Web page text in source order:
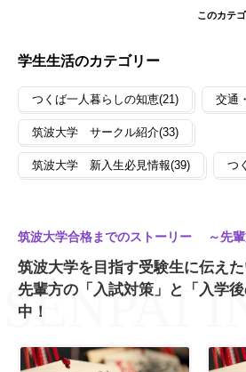
このカテ
学生生活のカテゴリー
つくば一人暮らしの知恵(21) 交通
筑波大学 サークル紹介(33)
筑波大学 新入生必見情報(39) つ
筑波大学合格までのストーリー ～先輩
筑波大学を目指す受験生に伝えた
先輩方の「入試対策」と「入学
中！